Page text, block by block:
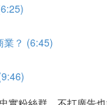
業？ (6:45)